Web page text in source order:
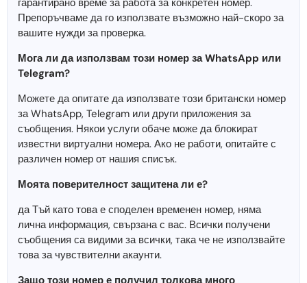
гарантирано време за работа за конкретен номер.
Препоръчваме да го използвате възможно най-скоро за
вашите нужди за проверка.
Мога ли да използвам този номер за WhatsApp или
Telegram?
Можете да опитате да използвате този британски номер
за WhatsApp, Telegram или други приложения за
съобщения. Някои услуги обаче може да блокират
известни виртуални номера. Ако не работи, опитайте с
различен номер от нашия списък.
Моята поверителност защитена ли е?
да Тъй като това е споделен временен номер, няма
лична информация, свързана с вас. Всички получени
съобщения са видими за всички, така че не използвайте
това за чувствителни акаунти.